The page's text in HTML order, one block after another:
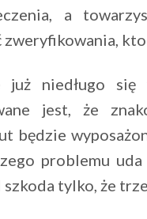
a
zweryfikowania,
już niedługo
jest, że
będzie
problemu
szkoda tylko, że